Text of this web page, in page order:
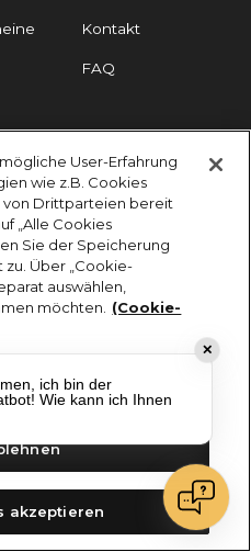
Kontakt
FAQ
Food Service GmbH
vorbehalten
✕
ich bin der
Wie kann ich Ihnen
User-Erfahrung
wie z.B. Cookies
von Drittparteien bereit
„Alle Cookies
Sie der Speicherung
zu. Über „Cookie-
auswählen,
möchten.
(Cookie-
akzeptieren